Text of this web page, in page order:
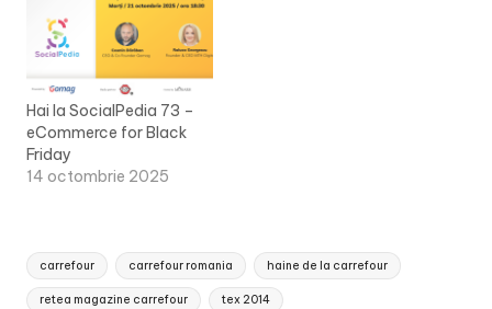
Hai la SocialPedia 73 –
eCommerce for Black
Friday
14 octombrie 2025
Tags:
carrefour carrefour romania haine de la carrefour
retea magazine carrefour tex 2014